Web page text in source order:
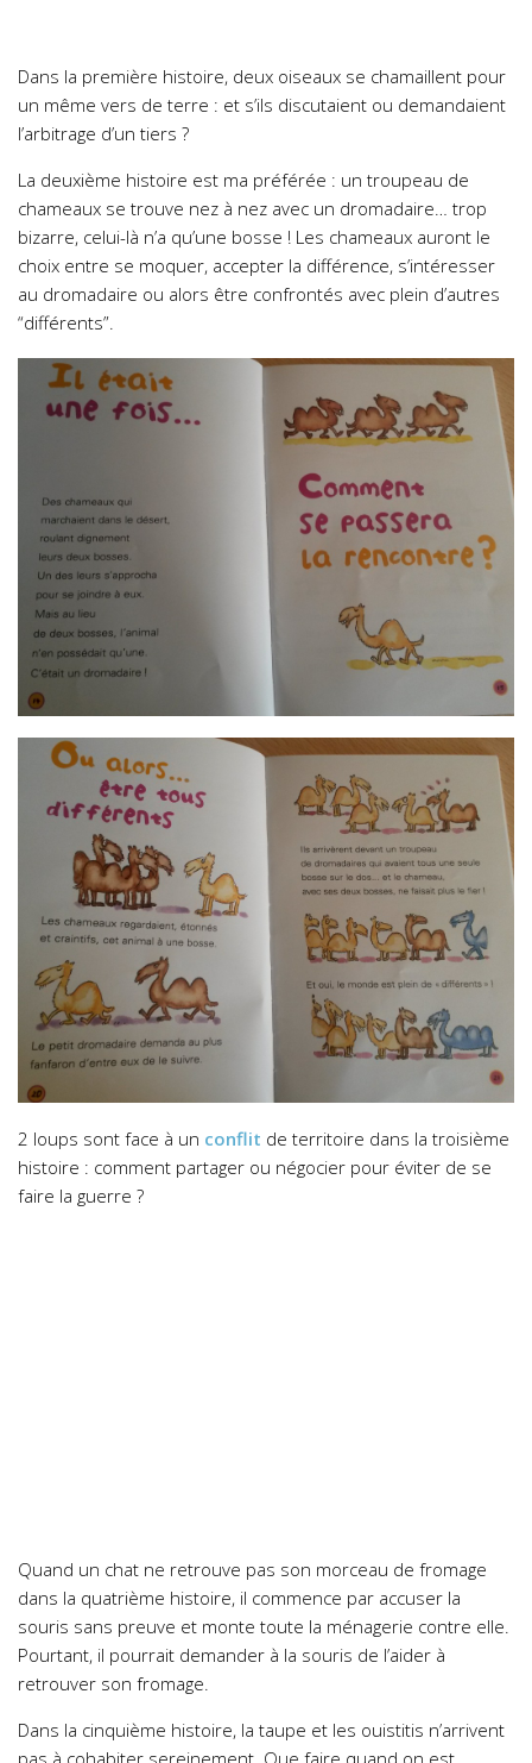
Dans la première histoire, deux oiseaux se chamaillent pour
un même vers de terre : et s’ils discutaient ou demandaient
l’arbitrage d’un tiers ?
La deuxième histoire est ma préférée : un troupeau de
chameaux se trouve nez à nez avec un dromadaire… trop
bizarre, celui-là n’a qu’une bosse ! Les chameaux auront le
choix entre se moquer, accepter la différence, s’intéresser
au dromadaire ou alors être confrontés avec plein d’autres
“différents”.
2 loups sont face à un conflit de territoire dans la troisième
histoire : comment partager ou négocier pour éviter de se
faire la guerre ?
Quand un chat ne retrouve pas son morceau de fromage
dans la quatrième histoire, il commence par accuser la
souris sans preuve et monte toute la ménagerie contre elle.
Pourtant, il pourrait demander à la souris de l’aider à
retrouver son fromage.
Dans la cinquième histoire, la taupe et les ouistitis n’arrivent